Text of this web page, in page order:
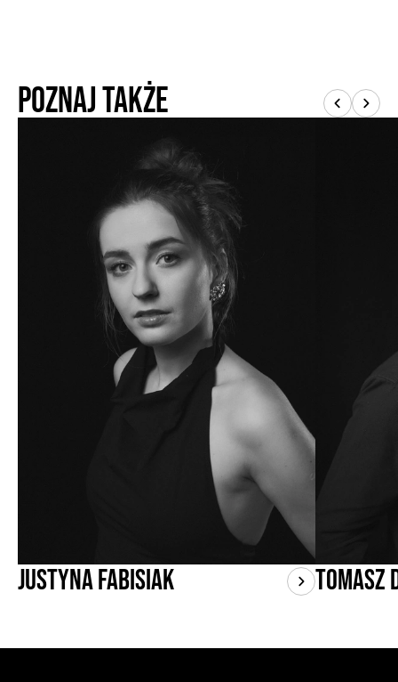
Poznaj także
Justyna Fabisiak Tomasz